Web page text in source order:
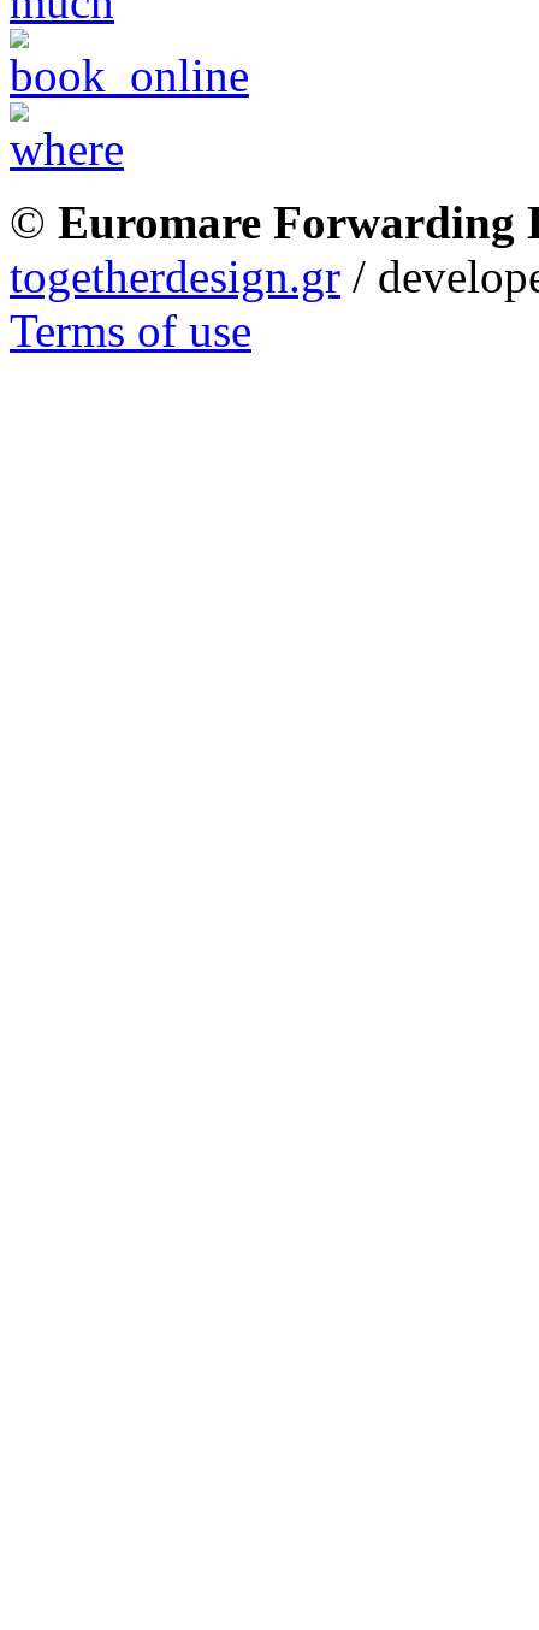
© Euromare Forwarding
togetherdesign.gr /
Terms of use